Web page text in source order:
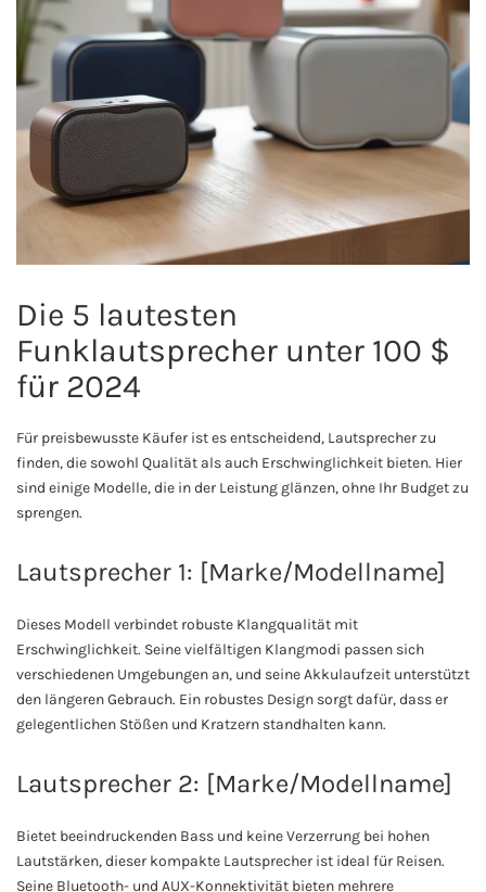
Die 5 lautesten
Funklautsprecher unter 100 $
für 2024
Für preisbewusste Käufer ist es entscheidend, Lautsprecher zu
finden, die sowohl Qualität als auch Erschwinglichkeit bieten. Hier
sind einige Modelle, die in der Leistung glänzen, ohne Ihr Budget zu
sprengen.
Lautsprecher 1: [Marke/Modellname]
Dieses Modell verbindet robuste Klangqualität mit
Erschwinglichkeit. Seine vielfältigen Klangmodi passen sich
verschiedenen Umgebungen an, und seine Akkulaufzeit unterstützt
den längeren Gebrauch. Ein robustes Design sorgt dafür, dass er
gelegentlichen Stößen und Kratzern standhalten kann.
Lautsprecher 2: [Marke/Modellname]
Bietet beeindruckenden Bass und keine Verzerrung bei hohen
Lautstärken, dieser kompakte Lautsprecher ist ideal für Reisen.
Seine Bluetooth- und AUX-Konnektivität bieten mehrere